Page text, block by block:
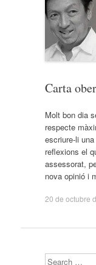
Carta
Molt bon dia
respecte
escriure-li
reflexions el
assessorat,
nova opinió i
20 de octubre
Search